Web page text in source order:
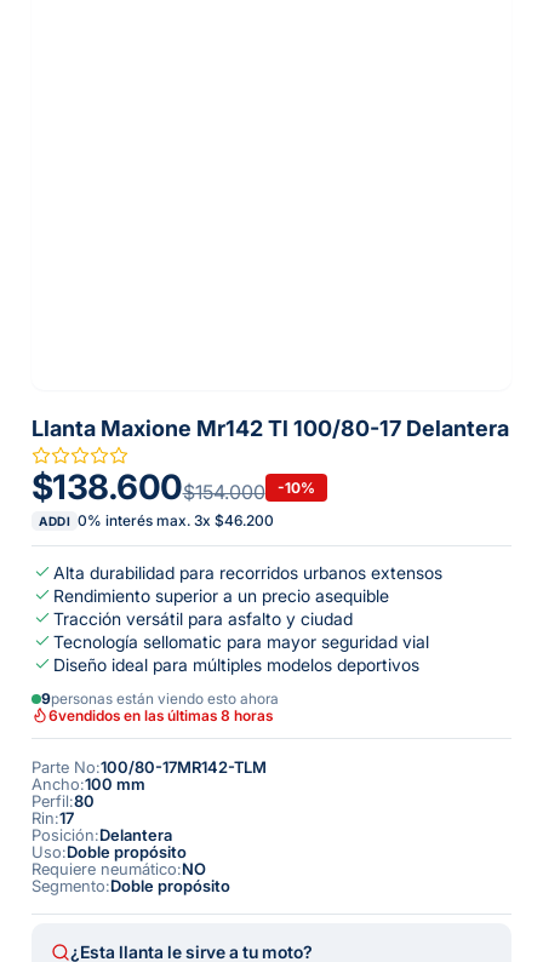
Llanta Maxione Mr142 Tl 100/80-17 Delantera
$138.600$154.000 -10%
ADDI 0% interés max. 3x $46.200
Alta durabilidad para recorridos urbanos extensos
Rendimiento superior a un precio asequible
Tracción versátil para asfalto y ciudad
Tecnología sellomatic para mayor seguridad vial
Diseño ideal para múltiples modelos deportivos
9personas están viendo esto ahora
6vendidos en las últimas 8 horas
Parte No:100/80-17MR142-TLM
Ancho:100 mm
Perfil:80
Rin:17
Posición:Delantera
Uso:Doble propósito
Requiere neumático:NO
Segmento:Doble propósito
¿Esta llanta le sirve a tu moto?